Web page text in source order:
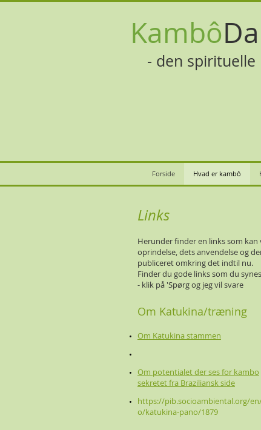
Kambô
- den spirituelle
Forside Hvad er kambô
Links
Herunder finder en links som
oprindelse, dets anvendelse og
publiceret omkring det indtil nu.
Finder du gode links som du
- klik på 'Spørg og jeg vil svare
Om Katukina/træning
Om Katukina stammen
Om potentialet der ses for kambo
sekretet fra Braziliansk side
https://pib.socioambiental.org/
o/katukina-pano/1879